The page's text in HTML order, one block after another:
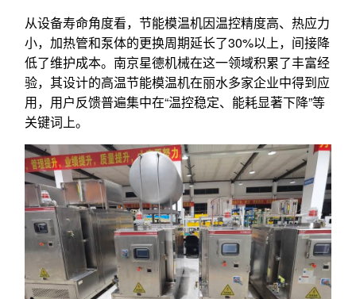
从设备寿命角度看，节能模温机因温控精度高、热应力
小，加热管和泵体的更换周期延长了30%以上，间接降
低了维护成本。南京星德机械在这一领域积累了丰富经
验，其设计的高温节能模温机在丽水多家企业中得到应
用，用户反馈普遍集中在“温控稳定、能耗显著下降”等
关键词上。